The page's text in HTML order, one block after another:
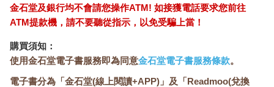
金石堂及銀行均不會請您操作ATM! 如接獲電話要求您前往
ATM提款機，請不要聽從指示，以免受騙上當！
購買須知：
使用金石堂電子書服務即為同意金石堂電子書服務條款。
電子書分為「金石堂(線上閱讀+APP)」及「Readmoo(兌換